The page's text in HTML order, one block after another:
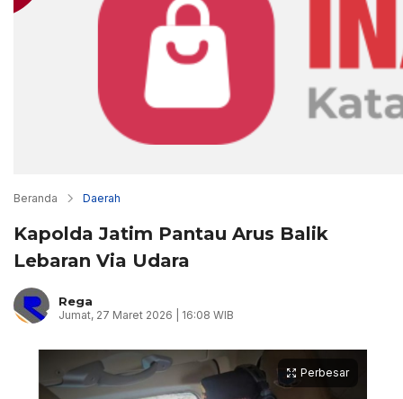
Beranda Daerah
Kapolda Jatim Pantau Arus Balik
Lebaran Via Udara
Rega
Jumat, 27 Maret 2026 | 16:08 WIB
Perbesar